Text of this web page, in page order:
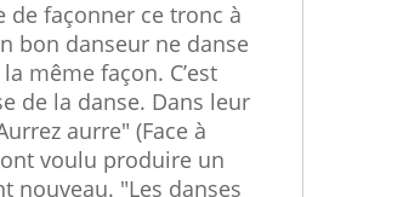
de façonner ce tronc à
bon danseur ne danse
même façon. C’est
de la danse. Dans leur
aurre" (Face à
voulu produire un
nouveau. "Les danses